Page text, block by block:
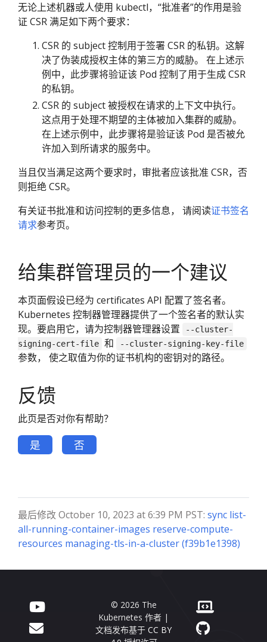
无论上述机器或人使用 kubectl，“批准者”的作用是验
证 CSR 满足如下两个要求：
CSR 的 subject 控制用于签署 CSR 的私钥。这解
决了伪装成授权主体的第三方的威胁。 在上述示
例中，此步骤将验证该 Pod 控制了用于生成 CSR
的私钥。
CSR 的 subject 被授权在请求的上下文中执行。
这点用于处理不期望的主体被加入集群的威胁。
在上述示例中，此步骤将是验证该 Pod 是否被允
许加入到所请求的服务中。
当且仅当满足这两个要求时，审批者应该批准 CSR，否
则拒绝 CSR。
有关证书批准和访问控制的更多信息， 请阅读证书签名
请求参考页。
给集群管理员的一个建议
本页面假设已经为 certificates API 配置了签名者。
Kubernetes 控制器管理器提供了一个签名者的默认实
现。要启用它，请为控制器管理器设置
--cluster-
signing-cert-file 和 --cluster-signing-key-file
参数， 使之取值为你的证书机构的密钥对的路径。
反馈
此页是否对你有帮助？
是 否
最后修改 October 10, 2023 at 6:39 PM PST: sync list-
all-running-container-images reserve-compute-
resources managing-tls-in-a-cluster (f39b1e1398)
© 2026 The
Kubernetes 作者 |
文档发布基于 CC BY